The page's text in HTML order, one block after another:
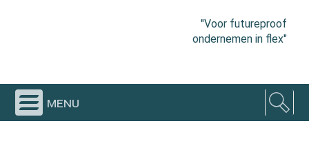
"Voor futureproof
ondernemen in flex"
menu